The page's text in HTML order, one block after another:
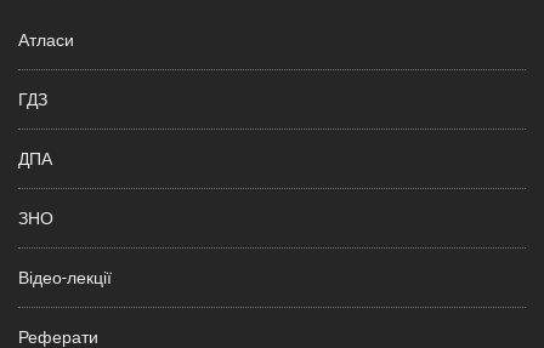
Атласи
ГДЗ
ДПА
ЗНО
Відео-лекції
Реферати